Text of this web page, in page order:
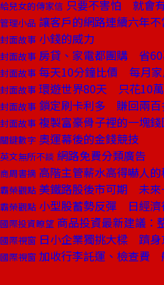
給兒女的傳家信 只要不害怕 就會
管理小品 讓客戶的網路連續六年不
封面故事 小錢的威力
封面故事 房貸、家電都團購 省60
封面故事 每天10分鐘比價 每月家
封面故事 環遊世界80天 只花10萬
封面故事 鎖定刷卡利多 賺回兩百
封面故事 複製富豪骨子裡的一塊
關鍵數字 奧運幕後的金錢競技
英文無所不談 網路免費分類廣告
商周書摘 高階主管薪水高得嚇人的
霸榮觀點 美鐵路股後市可期 未來
霸榮觀點 小型股蓄勢反彈 日經濟
國際投資瞭望 商品投資最新建議：
國際視窗 日小企業獨挑大樑 躋身
國際視窗 加收行李託運、檢查費